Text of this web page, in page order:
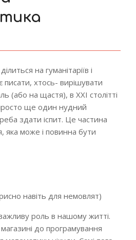
на гуманітаріїв і
писати, хтось- вирішувати
(або на щастя), в XXI столітті
ще один нудний
здати іспит. Це частина
яка може і повинна бути
навіть для немовлят)
роль в нашому житті.
магазині до програмування